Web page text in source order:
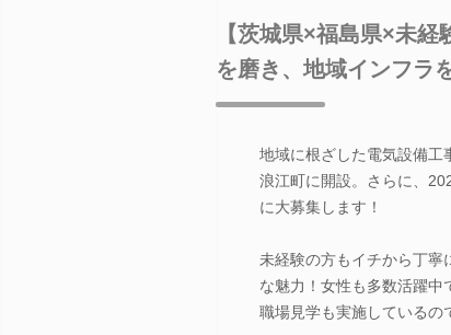
【茨城県×福島県×未
を磨き、地域インフラ
地域に根ざした電気設備工
浪江町に開設。さらに、
に大募集します！
未経験の方もイチから丁寧
な魅力！女性も多数活躍中
職場見学も実施しているの